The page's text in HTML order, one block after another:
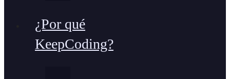
¿Por qué
KeepCoding?